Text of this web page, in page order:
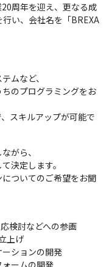
20周年を迎え、更なる成
い、会社名を「BREXA
ムなど、
のプログラミングをお
スキルアップが可能で
がら、
決定します。
ついてのご希望をお聞
検討などへの参画
上げ
ションの開発
ォームの開発